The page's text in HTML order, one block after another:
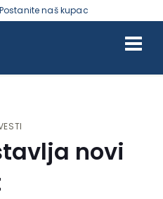
Postanite naš kupac
novi